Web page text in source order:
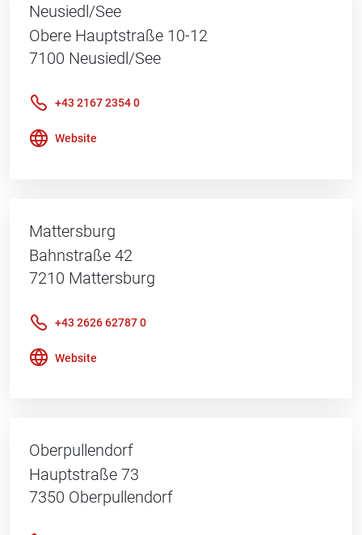
Neusiedl/See
Obere Hauptstraße 10-12
7100 Neusiedl/See
+43 2167 2354 0
Website
Mattersburg
Bahnstraße 42
7210 Mattersburg
+43 2626 62787 0
Website
Oberpullendorf
Hauptstraße 73
7350 Oberpullendorf